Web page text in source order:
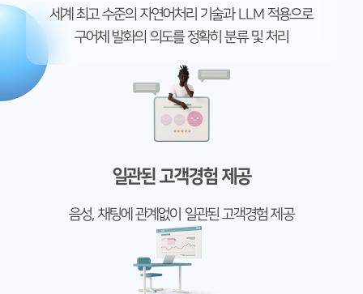
세계 최고 수준의 자연어처리 기술과 LLM 적용으로
구어체 발화의 의도를 정확히 분류 및 처리
일관된 고객경험 제공
음성, 채팅에 관계없이 일관된 고객경험 제공